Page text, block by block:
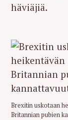
häviäjiä.
Brexitin uskotaan
Britannian pubien